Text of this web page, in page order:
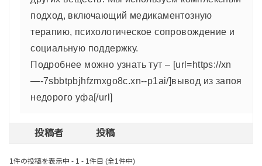
подход, включающий медикаментозную
терапию, психологическое сопровождение и
социальную поддержку.
Подробнее можно узнать тут – [url=https://xn
—-7sbbtpbjhfzmxgo8c.xn--p1ai/]вывод из запоя
недорого уфа[/url]
投稿者 投稿
1件の投稿を表示中 - 1 - 1件目 (全1件中)